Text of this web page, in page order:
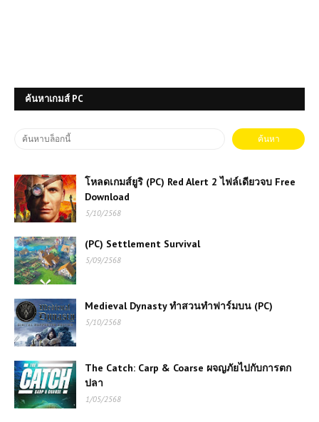
ค้นหาเกมส์ PC
โหลดเกมส์ยูริ (PC) Red Alert 2 ไฟล์เดียวจบ Free
Download
5/10/2568
(PC) Settlement Survival
5/09/2568
Medieval Dynasty ทำสวนทำฟาร์มบน (PC)
5/10/2568
The Catch: Carp & Coarse ผจญภัยไปกับการตก
ปลา
1/05/2568